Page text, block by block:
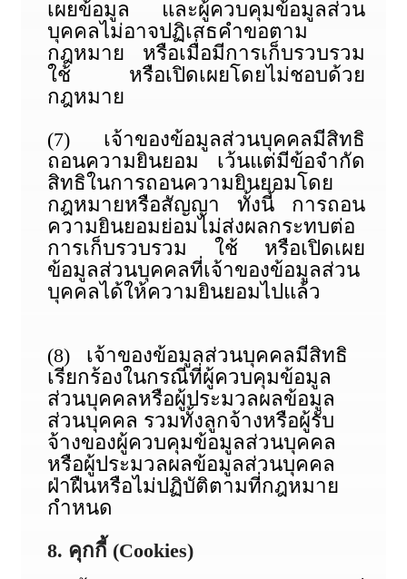
เผยข้อมูล และผู้ควบคุมข้อมูลส่วน
บุคคลไม่อาจปฏิเสธคำขอตาม
กฎหมาย หรือเมื่อมีการเก็บรวบรวม
ใช้ หรือเปิดเผยโดยไม่ชอบด้วย
กฎหมาย
(7) เจ้าของข้อมูลส่วนบุคคลมีสิทธิ
ถอนความยินยอม เว้นแต่มีข้อจำกัด
สิทธิในการถอนความยินยอมโดย
กฎหมายหรือสัญญา ทั้งนี้ การถอน
ความยินยอมย่อมไม่ส่งผลกระทบต่อ
การเก็บรวบรวม ใช้ หรือเปิดเผย
ข้อมูลส่วนบุคคลที่เจ้าของข้อมูลส่วน
บุคคลได้ให้ความยินยอมไปแล้ว
(8) เจ้าของข้อมูลส่วนบุคคลมีสิทธิ
เรียกร้องในกรณีที่ผู้ควบคุมข้อมูล
ส่วนบุคคลหรือผู้ประมวลผลข้อมูล
ส่วนบุคคล รวมทั้งลูกจ้างหรือผู้รับ
จ้างของผู้ควบคุมข้อมูลส่วนบุคคล
หรือผู้ประมวลผลข้อมูลส่วนบุคคล
ฝ่าฝืนหรือไม่ปฏิบัติตามที่กฎหมาย
กำหนด
8. คุกกี้ (Cookies)